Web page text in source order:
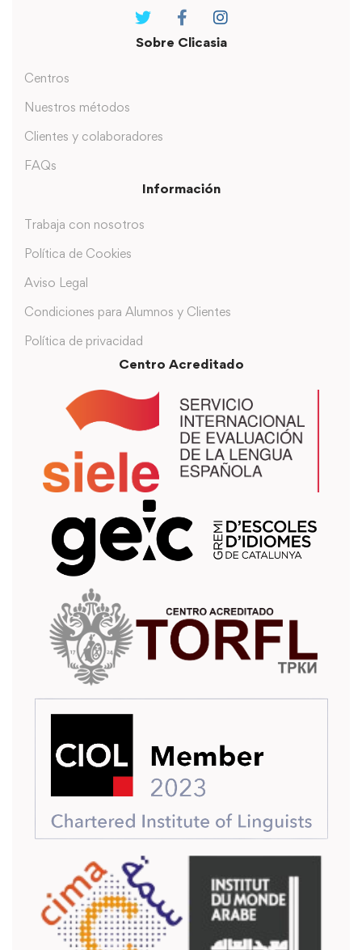
Sobre Clicasia
Centros
Nuestros métodos
Clientes y colaboradores
FAQs
Información
Trabaja con nosotros
Política de Cookies
Aviso Legal
Condiciones para Alumnos y Clientes
Política de privacidad
Centro Acreditado